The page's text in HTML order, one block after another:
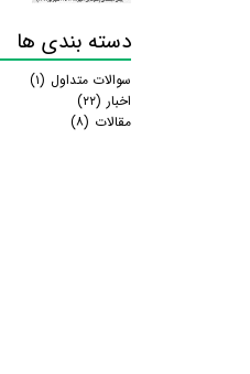
دسته بندی ها
سوالات متداول (۱)
اخبار (۲۲)
مقالات (۸)